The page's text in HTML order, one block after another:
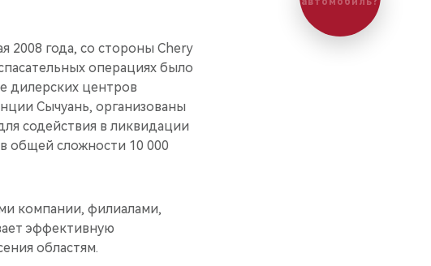
2008 года, со стороны Chery
операциях было
дилерских центров
Сычуань, организованы
содействия в ликвидации
общей сложности 10 000
компании, филиалами,
эффективную
областям.